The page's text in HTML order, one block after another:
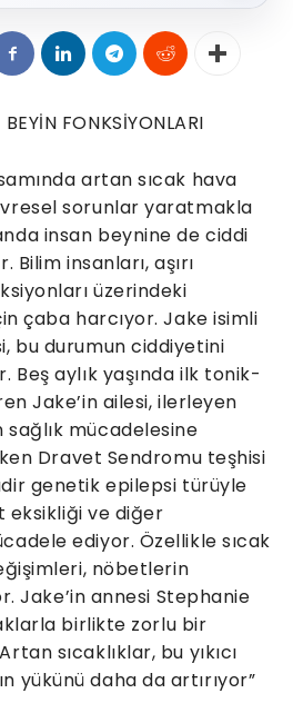
FONKSİYONLARI
artan sıcak hava
sorunlar yaratmakla
insan beynine de ciddi
insanları, aşırı
üzerindeki
çaba harcıyor. Jake isimli
bu durumun ciddiyetini
Beş aylık yaşında ilk tonik-
Jake’in ailesi, ilerleyen
mücadelesine
Dravet Sendromu teşhisi
genetik epilepsi türüyle
eksikliği ve diğer
ediyor. Özellikle sıcak
nöbetlerin
Jake’in annesi Stephanie
birlikte zorlu bir
sıcaklıklar, bu yıkıcı
yükünü daha da artırıyor”